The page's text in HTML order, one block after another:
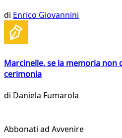
di Enrico Giovannini
Marcinelle, se la memoria non
cerimonia
di Daniela Fumarola
Abbonati ad Avvenire